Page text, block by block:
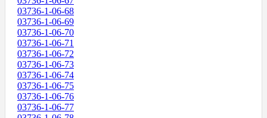
03736-1-06-68
03736-1-06-69
03736-1-06-70
03736-1-06-71
03736-1-06-72
03736-1-06-73
03736-1-06-74
03736-1-06-75
03736-1-06-76
03736-1-06-77